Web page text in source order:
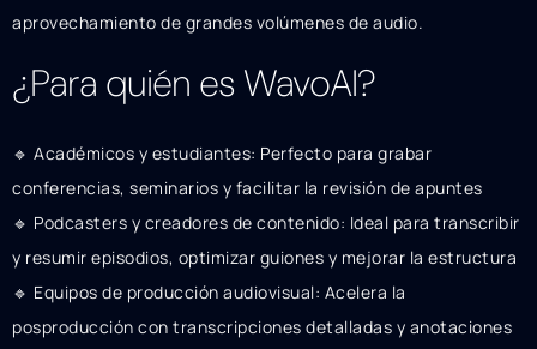
aprovechamiento de grandes volúmenes de audio.
¿Para quién es WavoAI?
🔹 Académicos y estudiantes: Perfecto para grabar
conferencias, seminarios y facilitar la revisión de apuntes
🔹 Podcasters y creadores de contenido: Ideal para transcribir
y resumir episodios, optimizar guiones y mejorar la estructura
🔹 Equipos de producción audiovisual: Acelera la
posproducción con transcripciones detalladas y anotaciones